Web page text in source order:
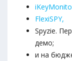
FlexiSPY,
Spyzie.
демо;
и на